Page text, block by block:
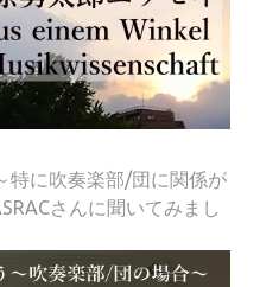
特に吹奏楽部/団に関係が
さんに聞いてみまし